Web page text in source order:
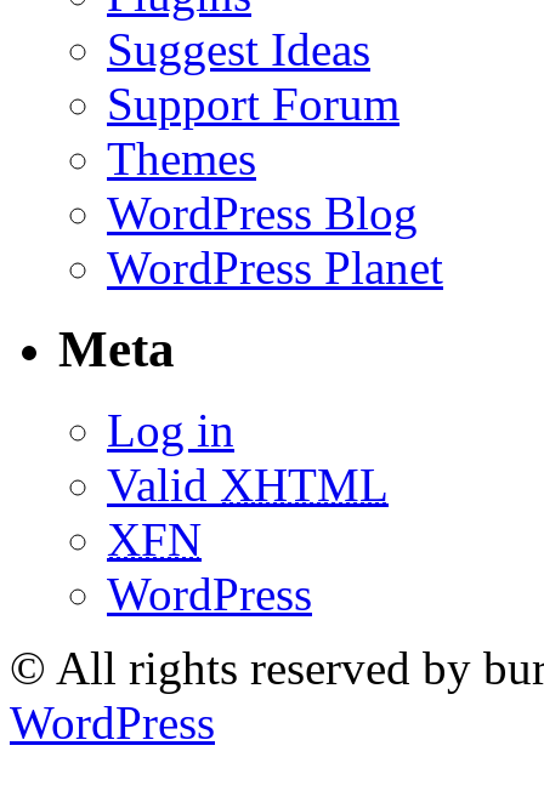
Suggest Ideas
Support Forum
Themes
WordPress Blog
WordPress Planet
Meta
Log in
Valid XHTML
XFN
WordPress
© All rights reserved by
WordPress